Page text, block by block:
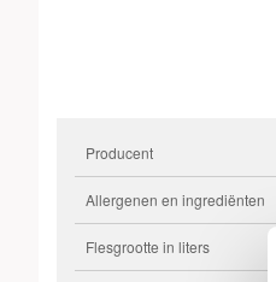
Producent
Allergenen en ingrediënten
Flesgrootte in liters